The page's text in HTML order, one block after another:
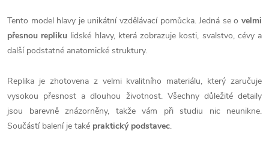
Tento model hlavy je unikátní vzdělávací pomůcka. Jedná se o velmi
přesnou repliku lidské hlavy, která zobrazuje kosti, svalstvo, cévy a
další podstatné anatomické struktury.
Replika je zhotovena z velmi kvalitního materiálu, který zaručuje
vysokou přesnost a dlouhou životnost. Všechny důležité detaily
jsou barevně znázorněny, takže vám při studiu nic neunikne.
Součástí balení je také praktický podstavec.